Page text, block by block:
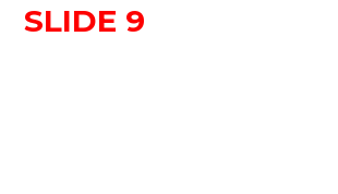
SLIDE 9